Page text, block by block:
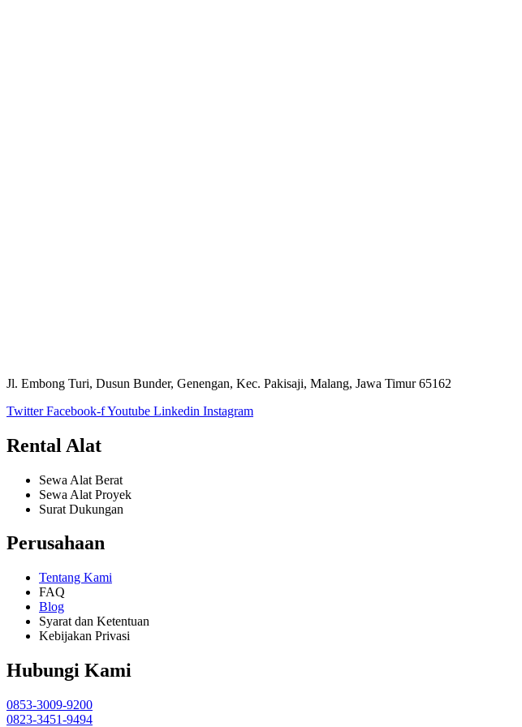
Jl. Embong Turi, Dusun Bunder, Genengan, Kec. Pakisaji, Malang, Jawa Timur 65162
Twitter Facebook-fYoutube Linkedin Instagram
Rental Alat
Sewa Alat Berat
Sewa Alat Proyek
Surat Dukungan
Perusahaan
Tentang Kami
FAQ
Blog
Syarat dan Ketentuan
Kebijakan Privasi
Hubungi Kami
0853-3009-9200
0823-3451-9494